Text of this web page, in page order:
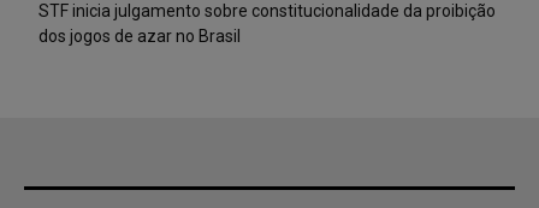
STF inicia julgamento sobre constitucionalidade da proibição
dos jogos de azar no Brasil